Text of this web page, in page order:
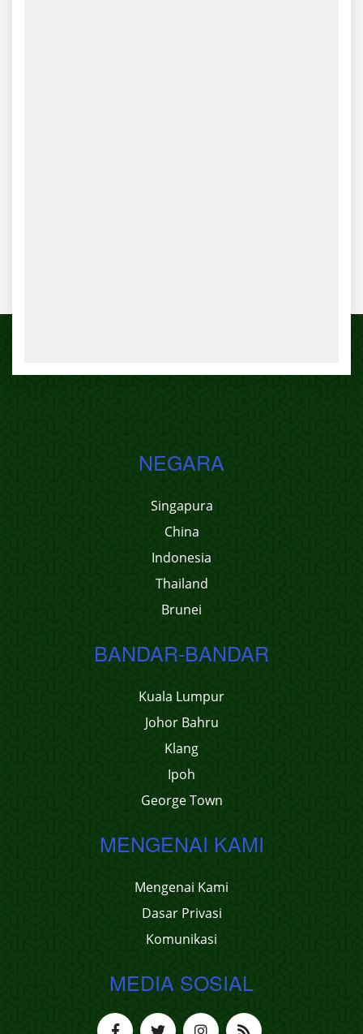
NEGARA
Singapura
China
Indonesia
Thailand
Brunei
BANDAR-BANDAR
Kuala Lumpur
Johor Bahru
Klang
Ipoh
George Town
MENGENAI KAMI
Mengenai Kami
Dasar Privasi
Komunikasi
MEDIA SOSIAL